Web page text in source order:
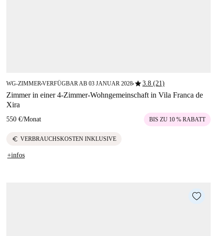
WG-ZIMMER■VERFÜGBAR AB 03 JANUAR 2028■star3.8 (21)
Zimmer in einer 4-Zimmer-Wohngemeinschaft in Vila Franca de
Xira
550 €/Monat BIS ZU 10 % RABATT
euro VERBRAUCHSKOSTEN INKLUSIVE
+infos